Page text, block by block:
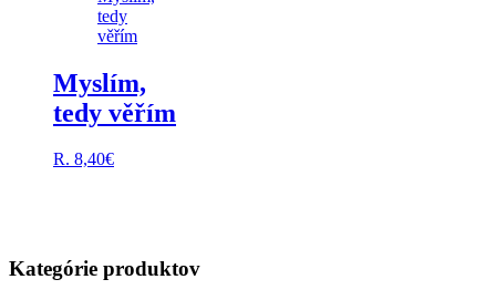
Myslím,
tedy věřím
R. 8,40€
Kategórie produktov